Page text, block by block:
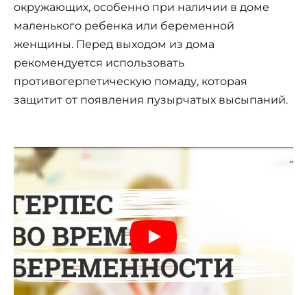
окружающих, особенно при наличии в доме
маленького ребенка или беременной
женщины. Перед выходом из дома
рекомендуется использовать
противогерпетическую помаду, которая
защитит от появления пузырчатых высыпаний.